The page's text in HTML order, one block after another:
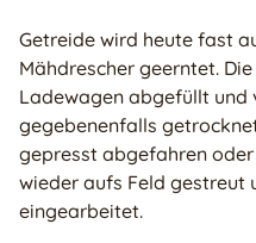
Getreide wird heute fast
Mähdrescher geerntet.
Ladewagen abgefüllt und
gegebenenfalls
gepresst abgefahren
wieder aufs Feld gestreut
eingearbeitet.